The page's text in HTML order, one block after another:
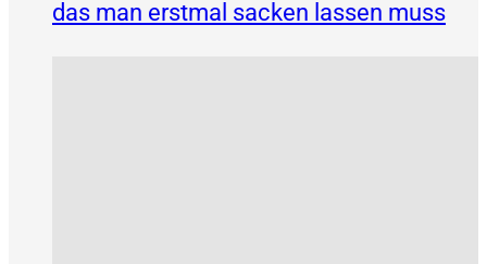
das man erstmal sacken lassen muss